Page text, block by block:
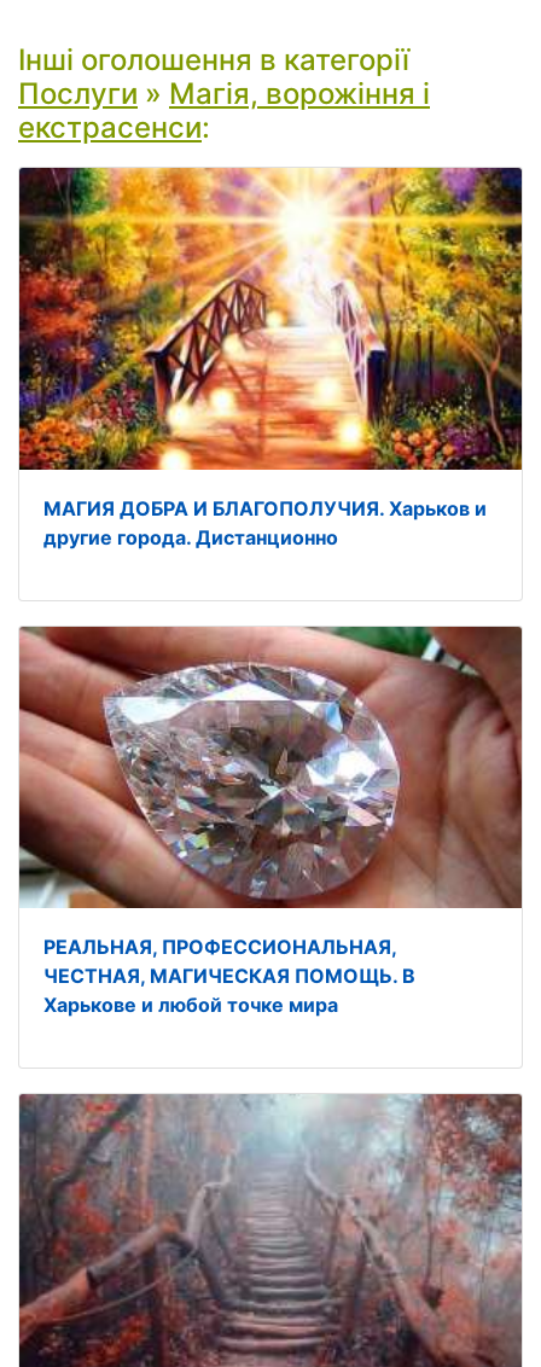
Інші оголошення в категорії
Послуги » Магія, ворожіння і
екстрасенси:
МАГИЯ ДОБРА И БЛАГОПОЛУЧИЯ. Харьков и
другие города. Дистанционно
РЕАЛЬНАЯ, ПРОФЕССИОНАЛЬНАЯ,
ЧЕСТНАЯ, МАГИЧЕСКАЯ ПОМОЩЬ. В
Харькове и любой точке мира